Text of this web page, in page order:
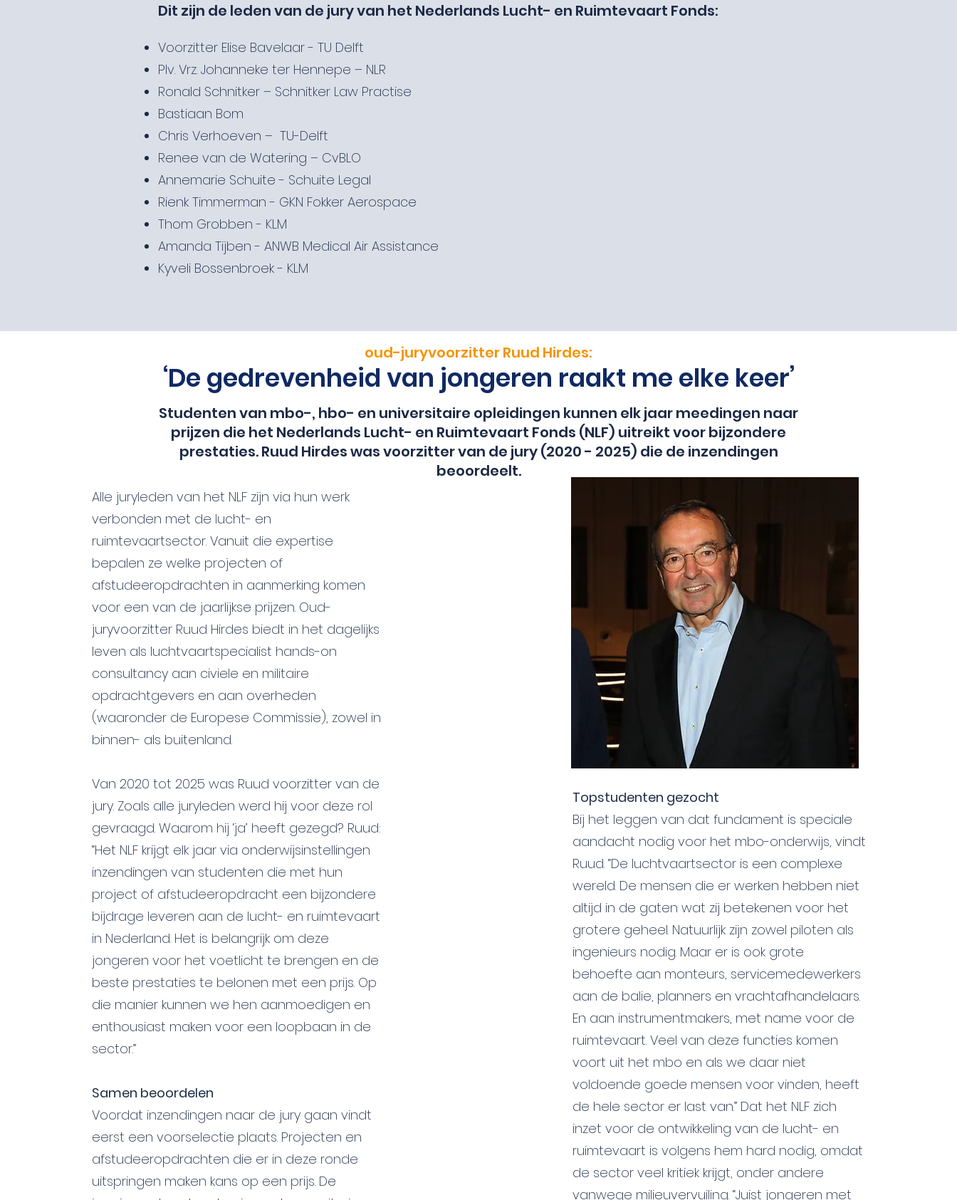
Dit zijn de leden van de jury van het Nederlands Lucht- en Ruimtevaart Fonds:
Voorzitter Elise Bavelaar - TU Delft
Plv. Vrz. Johanneke ter Hennepe – NLR
Ronald Schnitker – Schnitker Law Practise
Bastiaan Bom
Chris Verhoeven – TU-Delft
Renee van de Watering – CvBLO
Annemarie Schuite - Schuite Legal
Rienk Timmerman - GKN Fokker Aerospace
Thom Grobben - KLM
Amanda Tijben - ANWB Medical Air Assistance
Kyveli Bossenbroek - KLM
Alle juryleden van het NLF zijn via hun werk
verbonden met de lucht- en
ruimtevaartsector. Vanuit die expertise
bepalen ze welke projecten of
afstudeeropdrachten in aanmerking komen
voor een van de jaarlijkse prijzen. Oud-
juryvoorzitter Ruud Hirdes biedt in het dagelijks
leven als luchtvaartspecialist hands-on
consultancy aan civiele en militaire
opdrachtgevers en aan overheden
(waaronder de Europese Commissie), zowel in
binnen- als buitenland.
Van 2020 tot 2025 was Ruud voorzitter van de
jury. Zoals alle juryleden werd hij voor deze rol
gevraagd. Waarom hij ‘ja’ heeft gezegd? Ruud:
“Het NLF krijgt elk jaar via onderwijsinstellingen
inzendingen van studenten die met hun
project of afstudeeropdracht een bijzondere
bijdrage leveren aan de lucht- en ruimtevaart
in Nederland. Het is belangrijk om deze
jongeren voor het voetlicht te brengen en de
beste prestaties te belonen met een prijs. Op
die manier kunnen we hen aanmoedigen en
enthousiast maken voor een loopbaan in de
sector.”
Samen beoordelen
Voordat inzendingen naar de jury gaan vindt
eerst een voorselectie plaats. Projecten en
afstudeeropdrachten die er in deze ronde
uitspringen maken kans op een prijs. De
Topstudenten gezocht
Bij het leggen van dat fundament is speciale
aandacht nodig voor het mbo-onderwijs, vindt
Ruud. “De luchtvaartsector is een complexe
wereld. De mensen die er werken hebben niet
altijd in de gaten wat zij betekenen voor het
grotere geheel. Natuurlijk zijn zowel piloten als
ingenieurs nodig. Maar er is ook grote
behoefte aan monteurs, servicemedewerkers
aan de balie, planners en vrachtafhandelaars.
En aan instrumentmakers, met name voor de
ruimtevaart. Veel van deze functies komen
voort uit het mbo en als we daar niet
voldoende goede mensen voor vinden, heeft
de hele sector er last van.” Dat het NLF zich
inzet voor de ontwikkeling van de lucht- en
ruimtevaart is volgens hem hard nodig, omdat
de sector veel kritiek krijgt, onder andere
vanwege milieuvervuiling. “Juist jongeren met
‘De gedrevenheid van jongeren raakt me elke keer’
oud-juryvoorzitter Ruud Hirdes:
Studenten van mbo-, hbo- en universitaire opleidingen kunnen elk jaar meedingen naar
prijzen die het Nederlands Lucht- en Ruimtevaart Fonds (NLF) uitreikt voor bijzondere
prestaties. Ruud Hirdes was voorzitter van de jury (2020 - 2025) die de inzendingen
beoordeelt.